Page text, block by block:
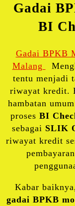
Gadai
BI
Gadai BPKB
Malang
tentu menjadi
riwayat kredit.
hambatan
proses BI
sebagai SLIK
riwayat kredit
Kabar baiknya,
gadai BPKB